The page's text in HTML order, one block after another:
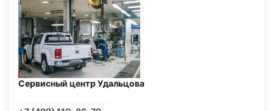
Сервисный центр Удальцова